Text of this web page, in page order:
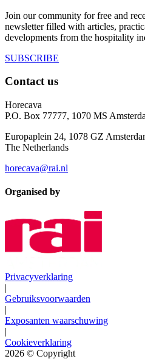
Join our community for free and
newsletter filled with articles,
developments from the hospitality
SUBSCRIBE
Contact us
Horecava
P.O. Box 77777, 1070 MS
Europaplein 24, 1078 GZ
The Netherlands
horecava@rai.nl
Organised by
Privacyverklaring
|
Gebruiksvoorwaarden
|
Exposanten waarschuwing
|
Cookieverklaring
2026 © Copyright